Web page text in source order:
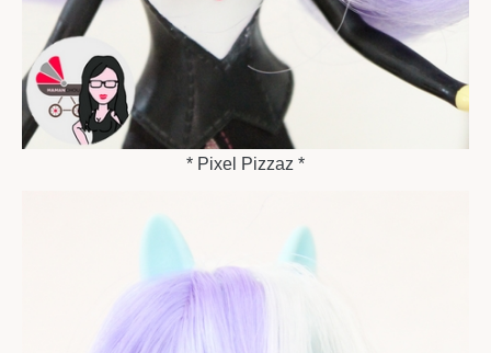
* Pixel Pizzaz *